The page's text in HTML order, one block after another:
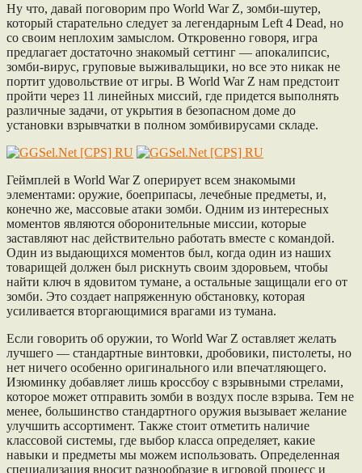
Ну что, давай поговорим про World War Z, зомби-шутер,
который старательно следует за легендарным Left 4 Dead, но
со своим неплохим замыслом. Откровенно говоря, игра
предлагает достаточно знакомый сеттинг — апокалипсис,
зомби-вирус, груповые выживальщики, но все это никак не
портит удовольствие от игры. В World War Z нам предстоит
пройти через 11 линейных миссий, где придется выполнять
различные задачи, от укрытия в безопасном доме до
установки взрывчатки в полном зомбивирусами складе.
Геймплей в World War Z оперирует всем знакомыми
элементами: оружие, боеприпасы, лечебные предметы, и,
конечно же, массовые атаки зомби. Одним из интересных
моментов являются оборонительные миссии, которые
заставляют нас действительно работать вместе с командой.
Один из выдающихся моментов был, когда один из наших
товарищей должен был рискнуть своим здоровьем, чтобы
найти ключ в ядовитом тумане, а остальные защищали его от
зомби. Это создает напряженную обстановку, которая
усиливается вторгающимися врагами из тумана.
Если говорить об оружии, то World War Z оставляет желать
лучшего — стандартные винтовки, дробовики, пистолеты, но
нет ничего особенно оригинального или впечатляющего.
Изюминку добавляет лишь кроссбоу с взрывными стрелами,
которое может отправить зомби в воздух после взрыва. Тем не
менее, большинство стандартного оружия вызывает желание
улучшить ассортимент. Также стоит отметить наличие
классовой системы, где выбор класса определяет, какие
навыки и предметы мы можем использовать. Определенная
специализация вносит разнообразие в игровой процесс и